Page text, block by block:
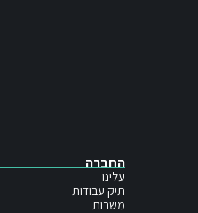
החברה
עלינו
תיק עבודות
משרות